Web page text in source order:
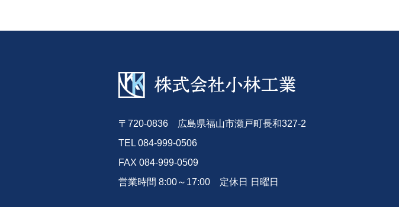
〒720-0836 広島県福山市瀬戸町長和327-2
TEL 084-999-0506
FAX 084-999-0509
営業時間 8:00～17:00 定休日 日曜日